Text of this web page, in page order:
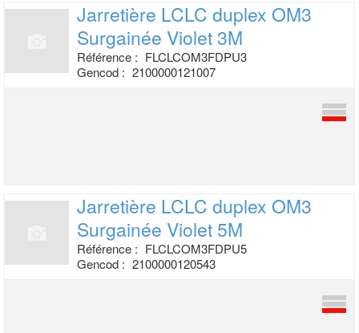
Jarretière LCLC duplex OM3
Surgainée Violet 3M
Référence : FLCLCOM3FDPU3
Gencod : 2100000121007
Jarretière LCLC duplex OM3
Surgainée Violet 5M
Référence : FLCLCOM3FDPU5
Gencod : 2100000120543